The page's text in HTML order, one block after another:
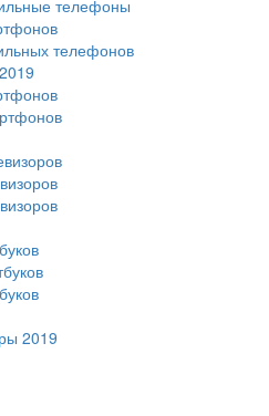
телефоны
телефонов
2019